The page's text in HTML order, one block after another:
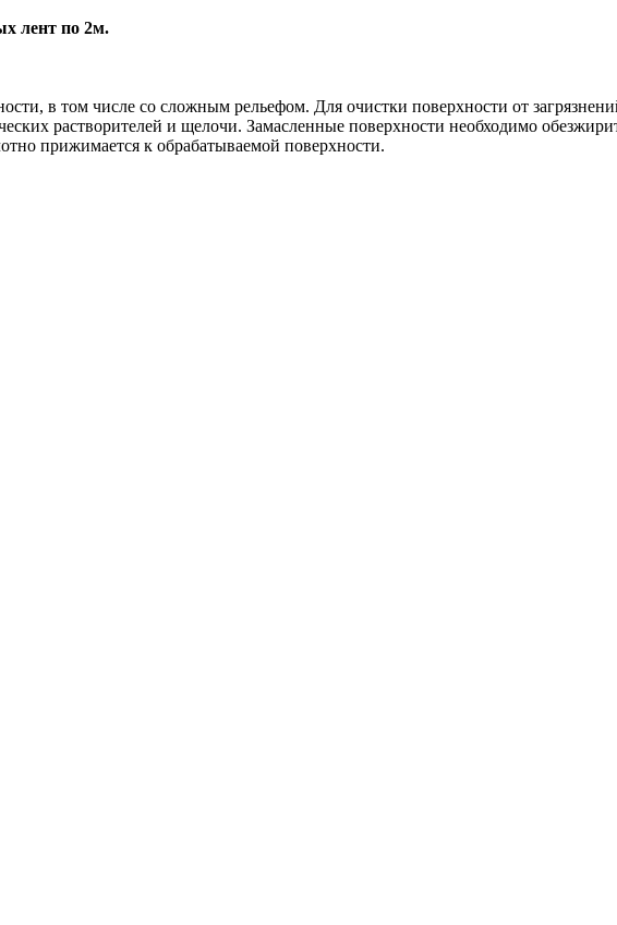
лент по 2м.
в том числе со сложным рельефом. Для очистки поверхности от
растворителей и щелочи. Замасленные поверхности необходимо
прижимается к обрабатываемой поверхности.